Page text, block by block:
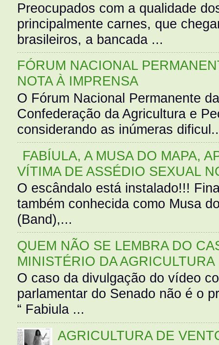
Preocupados com a qualidade
principalmente carnes, que
brasileiros, a bancada ...
FÓRUM NACIONAL
NOTA À IMPRENSA
O Fórum Nacional Permanente
Confederação da Agricultura e
considerando as inúmeras
FABÍULA, A MUSA DO MAPA,
VÍTIMA DE ASSÉDIO SEXUAL
O escândalo está instalado!!!
também conhecida como Musa
(Band),...
QUEM NÃO SE LEMBRA DO
MINISTÉRIO DA AGRICULTURA
O caso da divulgação do vídeo
parlamentar do Senado não é o
“ Fabiula ...
AGRICULTURA DE